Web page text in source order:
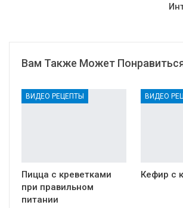
Вам Также Может
ВИДЕО РЕЦЕПТЫ
Пицца с креветками
при правильном
питании
ВИДЕО
Кефир с